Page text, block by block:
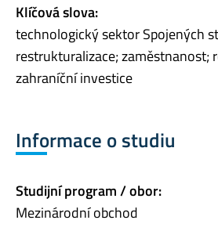
Klíčová slova:
technologický sektor Spojených
restrukturalizace; zaměstnanost;
zahraníční investice
Informace o studiu
Studijní program / obor:
Mezinárodní obchod